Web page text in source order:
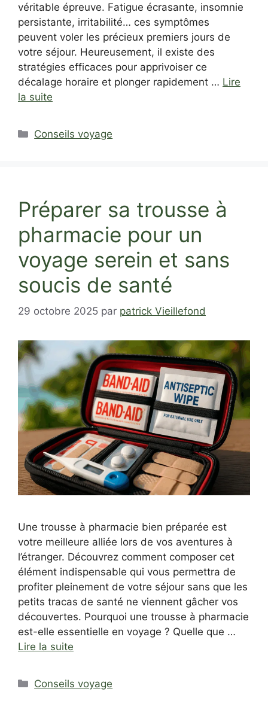
véritable épreuve. Fatigue écrasante, insomnie
persistante, irritabilité… ces symptômes
peuvent voler les précieux premiers jours de
votre séjour. Heureusement, il existe des
stratégies efficaces pour apprivoiser ce
décalage horaire et plonger rapidement … Lire
la suite
Catégories
Conseils voyage
Préparer sa trousse à
pharmacie pour un
voyage serein et sans
soucis de santé
29 octobre 2025 par patrick Vieillefond
Une trousse à pharmacie bien préparée est
votre meilleure alliée lors de vos aventures à
l’étranger. Découvrez comment composer cet
élément indispensable qui vous permettra de
profiter pleinement de votre séjour sans que les
petits tracas de santé ne viennent gâcher vos
découvertes. Pourquoi une trousse à pharmacie
est-elle essentielle en voyage ? Quelle que …
Lire la suite
Catégories
Conseils voyage